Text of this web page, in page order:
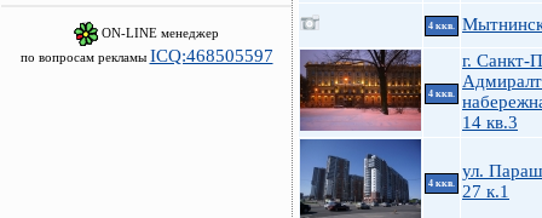
ON-LINE менеджер
по вопросам рекламы ICQ:468505597
4 ккв.
4 ккв.
г. Санкт-
14 кв.3
4 ккв.
ул.
27 к.1